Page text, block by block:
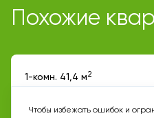
Похожие
1-комн. 41,4 м2
Чтобы избежать ошибок и